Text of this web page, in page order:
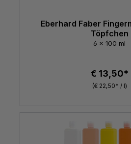
Eberhard Faber
Töpfchen
6 x 100 ml
€ 13,50*
(€ 22,50* / l)